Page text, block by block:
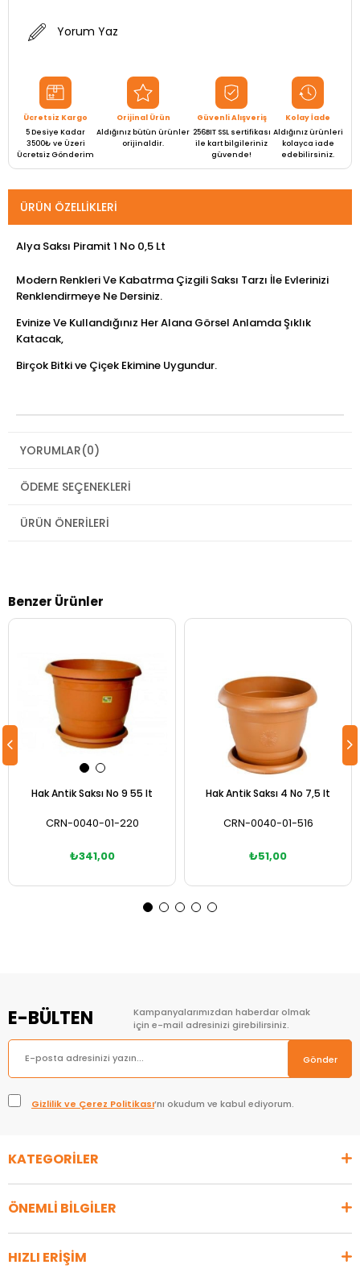
Yorum Yaz
Ücretsiz Kargo
5 Desiye Kadar
3500₺ ve Üzeri
Ücretsiz Gönderim
Orijinal Ürün
Aldığınız bütün ürünler
orijinaldir.
Güvenli Alışveriş
256BIT SSL sertifikası
ile kart bilgileriniz
güvende!
Kolay İade
Aldığınız ürünleri
kolayca iade
edebilirsiniz.
ÜRÜN ÖZELLIKLERI
Alya Saksı Piramit 1 No 0,5 Lt
Modern Renkleri Ve Kabatrma Çizgili Saksı Tarzı İle Evlerinizi
Renklendirmeye Ne Dersiniz.
Evinize Ve Kullandığınız Her Alana Görsel Anlamda Şıklık
Katacak,
Birçok Bitki ve Çiçek Ekimine Uygundur.
YORUMLAR(0)
ÖDEME SEÇENEKLERI
ÜRÜN ÖNERILERI
Benzer Ürünler
Hak Antik Saksı No 9 55 lt
CRN-0040-01-220
₺341,00
Hak Antik Saksı 4 No 7,5 lt
CRN-0040-01-516
₺51,00
E-BÜLTEN
Kampanyalarımızdan haberdar olmak
için e-mail adresinizi girebilirsiniz.
Gönder
Gizlilik ve Çerez Politikası’nı okudum ve kabul ediyorum.
KATEGORİLER
ÖNEMLİ BİLGİLER
HIZLI ERİŞİM